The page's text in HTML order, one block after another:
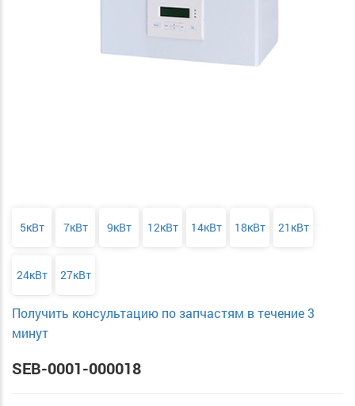
5кВт 7кВт 9кВт 12кВт 14кВт 18кВт 21кВт
24кВт 27кВт
Получить консультацию по запчастям в течение 3
минут
SEB-0001-000018